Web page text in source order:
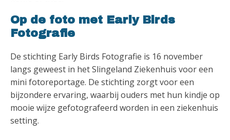
Op de foto met Early Birds
Fotografie
De stichting Early Birds Fotografie is 16 november
langs geweest in het Slingeland Ziekenhuis voor een
mini fotoreportage. De stichting zorgt voor een
bijzondere ervaring, waarbij ouders met hun kindje op
mooie wijze gefotografeerd worden in een ziekenhuis
setting.